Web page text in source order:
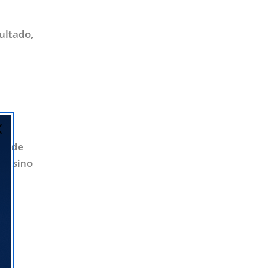
de
sino